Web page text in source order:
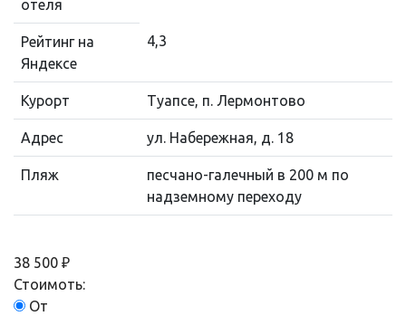
отеля
Рейтинг на
Яндексе
4,3
Курорт Туапсе, п. Лермонтово
Адрес ул. Набережная, д. 18
Пляж
песчано-галечный в 200 м по
надземному переходу
38 500 ₽
Стоимоть:
От